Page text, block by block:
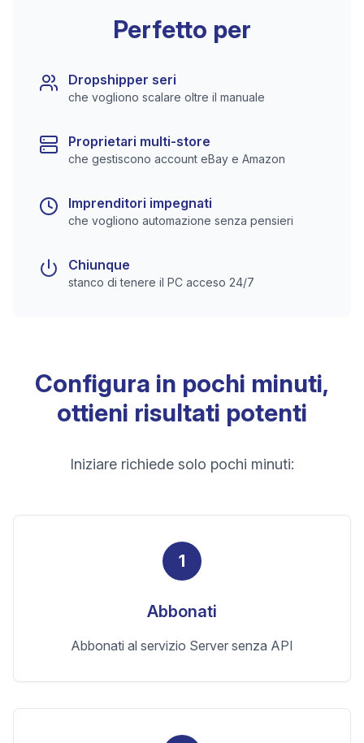
Perfetto per
Dropshipper seri
che vogliono scalare oltre il manuale
Proprietari multi-store
che gestiscono account eBay e Amazon
Imprenditori impegnati
che vogliono automazione senza pensieri
Chiunque
stanco di tenere il PC acceso 24/7
Configura in pochi minuti,
ottieni risultati potenti
Iniziare richiede solo pochi minuti:
1
Abbonati
Abbonati al servizio Server senza API